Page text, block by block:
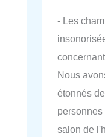
- Les
Nous
étonnés
salon de